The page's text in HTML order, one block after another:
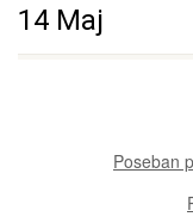
14 Maj
Poseban